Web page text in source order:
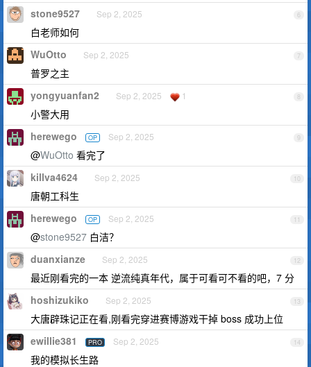
6
stone9527 Sep 2, 2025
白老师如何
7
WuOtto Sep 2, 2025
普罗之主
8
yongyuanfan2 Sep 2, 2025 1
小警大用
9
herewego OP Sep 2, 2025
@WuOtto 看完了
10
killva4624 Sep 2, 2025
唐朝工科生
11
herewego OP Sep 2, 2025
@stone9527 白洁？
12
duanxianze Sep 2, 2025
最近刚看完的一本 逆流纯真年代，属于可看可不看的吧，7 分
13
hoshizukiko Sep 2, 2025
大唐辟珠记正在看,刚看完穿进赛博游戏干掉 boss 成功上位
14
ewillie381 PRO Sep 2, 2025
我的模拟长生路